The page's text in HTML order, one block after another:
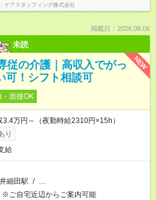
ケアスタッフィング株式会社
掲載日：2026.08.06
未読
NEW
従の介護｜高収入でがっ
可！シフト相談可
面接OK
万円～（夜勤時給2310円×15h）
り
給
井細田駅 / …
ご自宅近辺からご案内可能